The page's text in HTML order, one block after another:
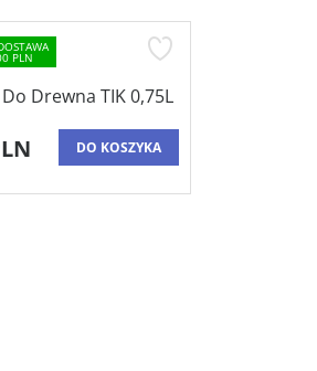
PLN
Drewna TIK 0,75L
DO KOSZYKA